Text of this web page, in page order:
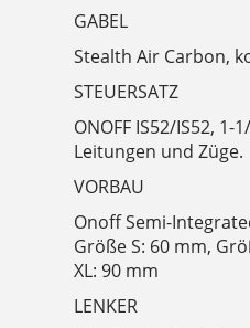
GABEL
Stealth Air Carbon,
STEUERSATZ
ONOFF IS52/IS52,
Leitungen und Züge.
VORBAU
Onoff Semi-
Größe S: 60 mm,
XL: 90 mm
LENKER